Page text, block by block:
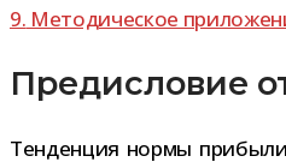
9. Методическое
Предисловие
Тенденция нормы